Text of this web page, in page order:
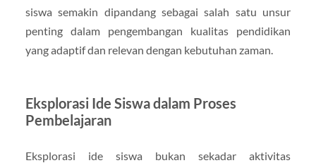
siswa semakin dipandang sebagai salah satu unsur
penting dalam pengembangan kualitas pendidikan
yang adaptif dan relevan dengan kebutuhan zaman.
Eksplorasi Ide Siswa dalam Proses
Pembelajaran
Eksplorasi ide siswa bukan sekadar aktivitas